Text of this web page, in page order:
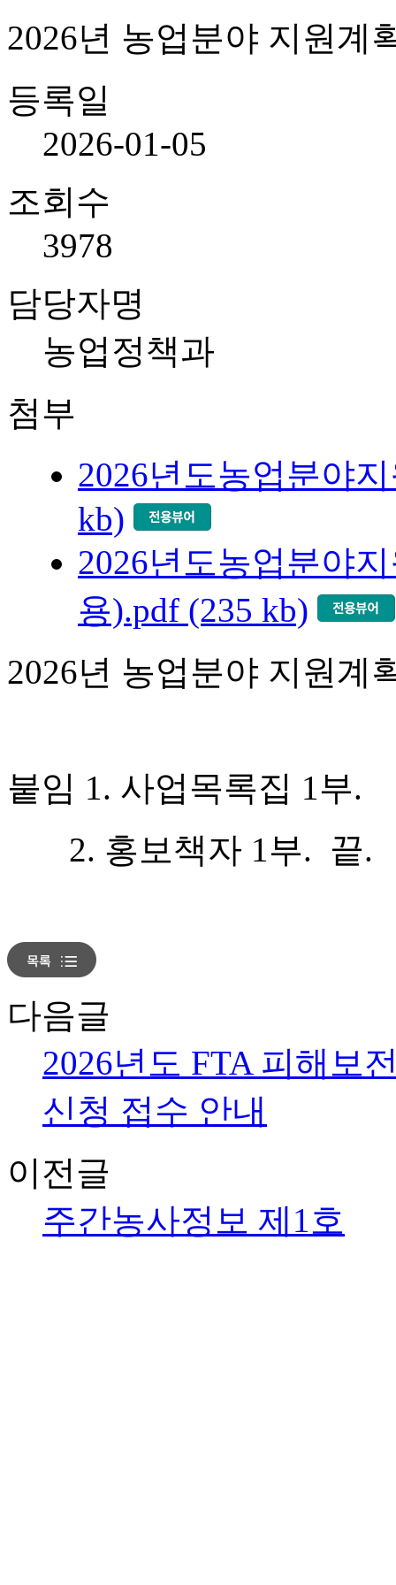
2026년 농업분야 지원계
등록일
2026-01-05
조회수
3978
담당자명
농업정책과
첨부
2026년도농업분야
kb)
2026년도농업분야
용).pdf (235 kb)
2026년 농업분야 지원계
붙임 1. 사업목록집 1부.
2. 홍보책자 1부. 끝.
다음글
2026년도 FTA 피해보
신청 접수 안내
이전글
주간농사정보 제1호